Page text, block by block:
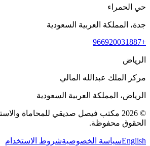
حي الحمراء
جدة، المملكة العربية السعودية
+966920031887
الرياض
مركز الملك عبدالله المالي
الرياض، المملكة العربية السعودية
©
2026 مكتب فيصل صديقي للمحاماة
الحقوق محفوظة.
Englishسياسة الخصوصيةشروط الاستخدام